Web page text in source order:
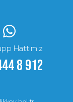
Hattımız
8 912